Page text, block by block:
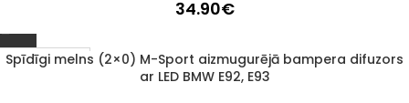
34.90€
1–3 D. D.
Spīdīgi melns (2×0) M-Sport aizmugurējā bampera difuzors
ar LED BMW E92, E93